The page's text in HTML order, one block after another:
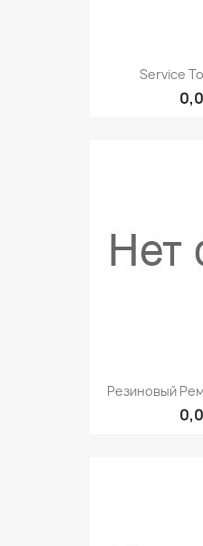
Service
Резиновый